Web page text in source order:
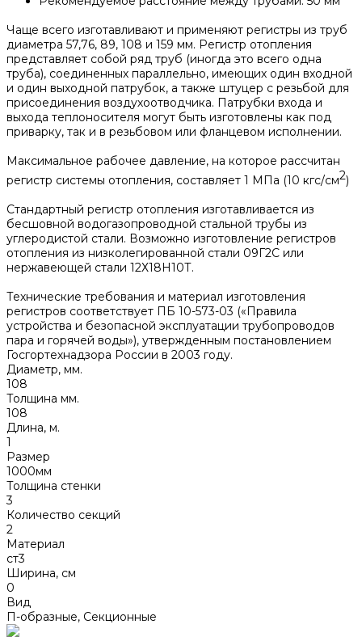
Чаще всего изготавливают и применяют регистры из труб
диаметра 57,76, 89, 108 и 159 мм. Регистр отопления
представляет собой ряд труб (иногда это всего одна
труба), соединенных параллельно, имеющих один входной
и один выходной патрубок, а также штуцер с резьбой для
присоединения воздухоотводчика. Патрубки входа и
выхода теплоносителя могут быть изготовлены как под
приварку, так и в резьбовом или фланцевом исполнении.
Максимальное рабочее давление, на которое рассчитан
регистр системы отопления, составляет 1 МПа (10 кгс/см2)
Стандартный регистр отопления изготавливается из
бесшовной водогазопроводной стальной трубы из
углеродистой стали. Возможно изготовление регистров
отопления из низколегированной стали 09Г2С или
нержавеющей стали 12Х18Н10Т.
Технические требования и материал изготовления
регистров соответствует ПБ 10-573-03 («Правила
устройства и безопасной эксплуатации трубопроводов
пара и горячей воды»), утвержденным постановлением
Госгортехнадзора России в 2003 году.
Диаметр, мм.
108
Толщина мм.
108
Длина, м.
1
Размер
1000мм
Толщина стенки
3
Количество секций
2
Материал
ст3
Ширина, см
0
Вид
П-образные, Секционные